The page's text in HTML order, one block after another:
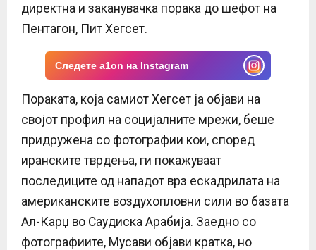
директна и заканувачка порака до шефот на
Пентагон, Пит Хегсет.
Следете a1on на Instagram
Пораката, која самиот Хегсет ја објави на
својот профил на социјалните мрежи, беше
придружена со фотографии кои, според
иранските тврдења, ги покажуваат
последиците од нападот врз ескадрилата на
американските воздухопловни сили во базата
Ал-Карџ во Саудиска Арабија. Заедно со
фотографиите, Мусави објави кратка, но